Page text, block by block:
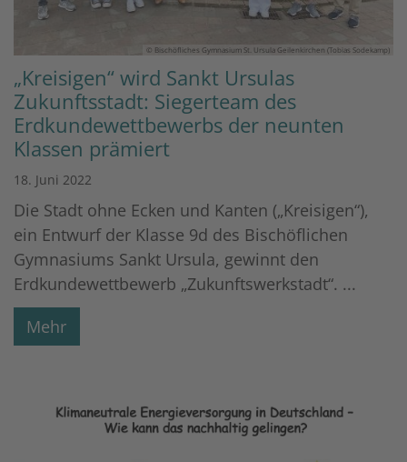
© Bischöfliches Gymnasium St. Ursula Geilenkirchen (Tobias Sodekamp)
„Kreisigen“ wird Sankt Ursulas
Zukunftsstadt: Siegerteam des
Erdkundewettbewerbs der neunten
Klassen prämiert
18. Juni 2022
Die Stadt ohne Ecken und Kanten („Kreisigen“),
ein Entwurf der Klasse 9d des Bischöflichen
Gymnasiums Sankt Ursula, gewinnt den
Erdkundewettbewerb „Zukunftswerkstadt“. ...
Mehr